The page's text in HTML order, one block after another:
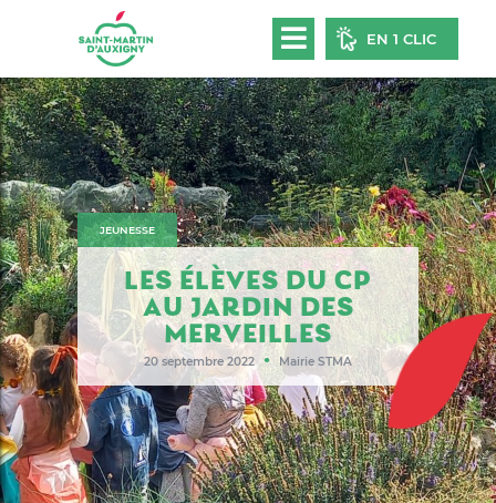
EN 1 CLIC
JEUNESSE
LES ÉLÈVES DU CP
AU JARDIN DES
MERVEILLES
20 septembre 2022 ● Mairie STMA